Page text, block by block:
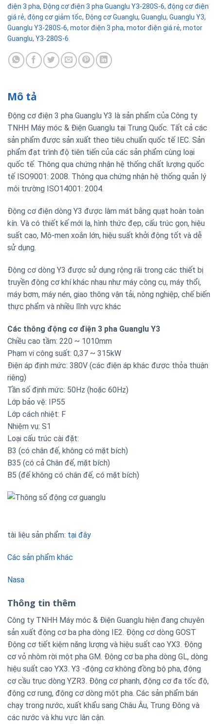
điện 3 pha, Động cơ điện 3 pha Guanglu Y3-280S-6, động cơ điện
giá rẻ, động cơ giảm tốc, Động cơ Guanglu, Guanglu, Guanglu Y3,
Guanglu Y3-280S-6, motor điện 3 pha, motor điện giá rẻ, motor
Guanglu, Y3-280S-6
Mô tả
Động cơ điện 3 pha Guanglu Y3 là sản phẩm của Công ty
TNHH Máy móc & Điện Guanglu tại Trung Quốc. Tất cả các
sản phẩm được sản xuất theo tiêu chuẩn quốc tế IEC. Sản
phẩm đạt trình độ tiên tiến của các sản phẩm cùng loại
quốc tế. Thông qua chứng nhận hệ thống chất lượng quốc
tế ISO9001: 2008. Thông qua chứng nhận hệ thống quản lý
môi trường ISO14001: 2004.
Động cơ điện dòng Y3 được làm mát bằng quạt hoàn toàn
kín. Và có thiết kế mới lạ, hình thức đẹp, cấu trúc gọn, hiệu
suất cao, Mô-men xoắn lớn, hiệu suất khởi động tốt và dễ
sử dụng.
Động cơ dòng Y3 được sử dụng rộng rãi trong các thiết bị
truyền động cơ khí khác nhau như máy công cụ, máy thổi,
máy bơm, máy nén, giao thông vận tải, nông nghiệp, chế biến
thực phẩm và nhiều lĩnh vực khác
Các thông động cơ điện 3 pha Guanglu Y3
Chiều cao tầm: 220 ~ 1010mm
Phạm vi công suất: 0,37 ~ 315kW
Điện áp định mức: 380V (các điện áp khác được thỏa thuận
riêng)
Tần số định mức: 50Hz (hoặc 60Hz)
Lớp bảo vệ: IP55
Lớp cách nhiệt: F
Nhiệm vụ: S1
Loại cấu trúc cài đặt:
B3 (có chân đế, không có mặt bích)
B35 (có cả Chân đế, mặt bích)
B5 (đế không có chân đế, có mặt bích)
tài liệu sản phẩm: tại đây
Các sản phẩm khác
Nasa
Thông tin thêm
Công ty TNHH Máy móc & Điện Guanglu hiện đang chuyên
sản xuất động cơ ba pha dòng IE2. Động cơ dòng GOST
Động cơ tiết kiệm năng lượng và hiệu suất cao YX3. Động
cơ vỏ nhôm rời một pha GM. Động cơ ba pha dòng GL, dòng
hiệu suất cao YX3. Y3 -động cơ không đồng bộ pha, động
cơ cầu trục dòng YZR3. Động cơ phanh, động cơ đa tốc độ,
động cơ rung, động cơ dòng một pha. Các sản phẩm bán
chạy trong nước, xuất khẩu sang Châu Âu, Trung Đông và
các nước và khu vực lân cận.